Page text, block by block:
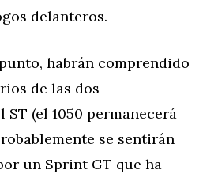
delanteros.
habrán comprendido
de las dos
ST (el 1050 permanecerá
se sentirán
un Sprint GT que ha